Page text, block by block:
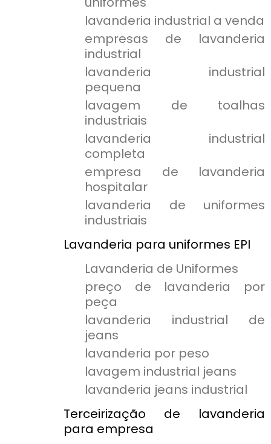
lavanderia industrial a venda
empresas de lavanderia
industrial
lavanderia industrial
pequena
lavagem de toalhas
industriais
lavanderia industrial
completa
empresa de lavanderia
hospitalar
lavanderia de uniformes
industriais
Lavanderia para uniformes EPI
Lavanderia de Uniformes
preço de lavanderia por
peça
lavanderia industrial de
jeans
lavanderia por peso
lavagem industrial jeans
lavanderia jeans industrial
Terceirização de lavanderia
para empresa